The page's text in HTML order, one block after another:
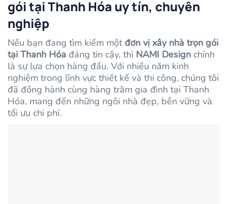
gói tại Thanh Hóa uy tín, chuyên
nghiệp
Nếu bạn đang tìm kiếm một đơn vị xây nhà trọn gói
tại Thanh Hóa đáng tin cậy, thì NAMI Design chính
là sự lựa chọn hàng đầu. Với nhiều năm kinh
nghiệm trong lĩnh vực thiết kế và thi công, chúng tôi
đã đồng hành cùng hàng trăm gia đình tại Thanh
Hóa, mang đến những ngôi nhà đẹp, bền vững và
tối ưu chi phí.